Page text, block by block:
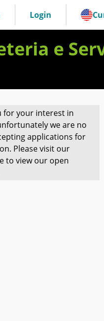
Login
e
for your interest in
we are no
applications for
Please visit our
to view our open